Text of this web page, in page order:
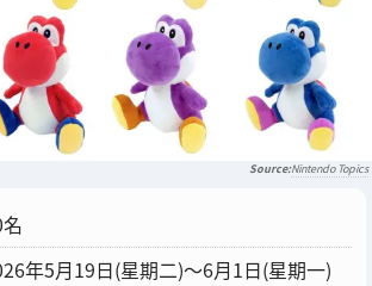
Nintendo Topics
年5月19日(星期二)〜6月1日(星期一)